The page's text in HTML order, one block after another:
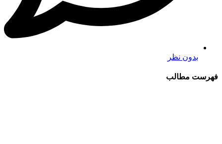
بدون نظر
فهرست مطالب